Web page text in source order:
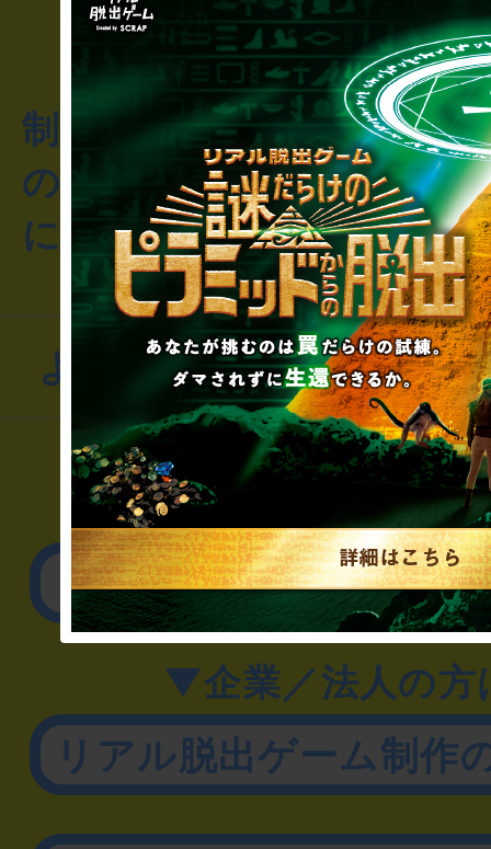
制作のご相談・コラボレ
のお客様からのご質問や
にお問い合わせください
よくあるお問い合わせ
▼一般のお客様
公演内容、チケット
▼企業／法人の方
リアル脱出ゲーム制作